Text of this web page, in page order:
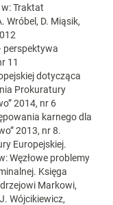
Traktat
Wróbel, D. Miąsik,
perspektywa
11
dotycząca
Prokuratury
2014, nr 6
karnego dla
2013, nr 8.
Europejskiej.
Węzłowe problemy
Księga
Markowi,
Wójcikiewicz,